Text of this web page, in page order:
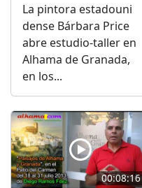
La pintora estadouni
dense Bárbara Price
abre estudio-taller en
Alhama de Granada,
en los...
00:08:16